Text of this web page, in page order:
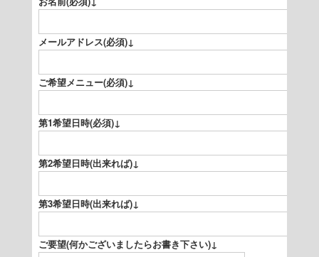
メールアドレス(必須)↓
ご希望メニュー(必須)↓
第1希望日時(必須)↓
第2希望日時(出来れば)↓
第3希望日時(出来れば)↓
ご要望(何かございましたらお書き下さい)↓